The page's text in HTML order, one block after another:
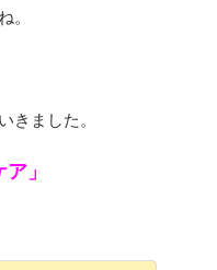
。
きました。
」